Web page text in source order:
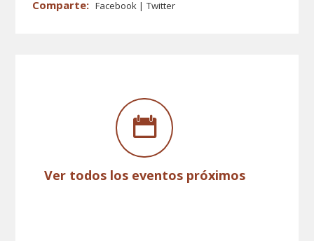
Facebook Twitter
Ver todos los eventos próximos